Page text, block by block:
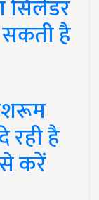
सिलेंडर
है
रही है
करें